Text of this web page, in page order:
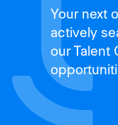
Join
and
Your next
actively
our Talent